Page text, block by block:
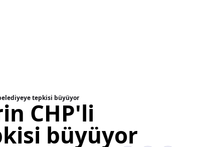
tepkisi büyüyor
CHP'li
büyüyor